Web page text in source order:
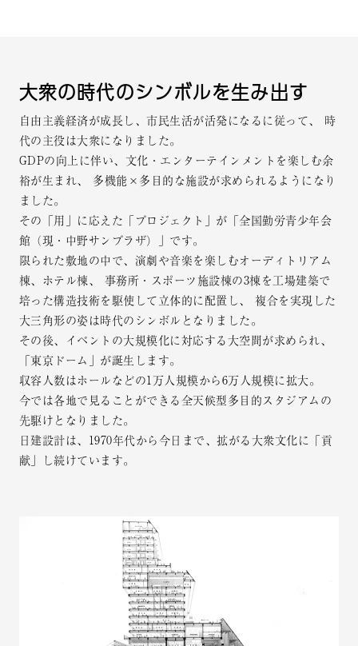
大衆の時代のシンボルを生み出す
自由主義経済が成長し、市民生活が活発になるに従って、
時
代の主役は大衆になりました。
GDPの向上に伴い、文化・エンターテインメントを楽しむ余
裕が生まれ、
多機能×多目的な施設が求められるようになり
ました。
その「用」に応えた「プロジェクト」が「全国勤労青少年会
館（現・中野サンプラザ）」です。
限られた敷地の中で、演劇や音楽を楽しむオーディトリアム
棟、ホテル棟、
事務所・スポーツ施設棟の3棟を工場建築で
培った構造技術を駆使して立体的に配置し、
複合を実現した
大三角形の姿は時代のシンボルとなりました。
その後、イベントの大規模化に対応する大空間が求められ、
「東京ドーム」が誕生します。
収容人数はホールなどの1万人規模から6万人規模に拡大。
今では各地で見ることができる全天候型多目的スタジアムの
先駆けとなりました。
日建設計は、1970年代から今日まで、拡がる大衆文化に「貢
献」し続けています。